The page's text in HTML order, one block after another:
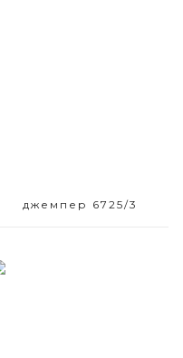
джемпер 6725/3